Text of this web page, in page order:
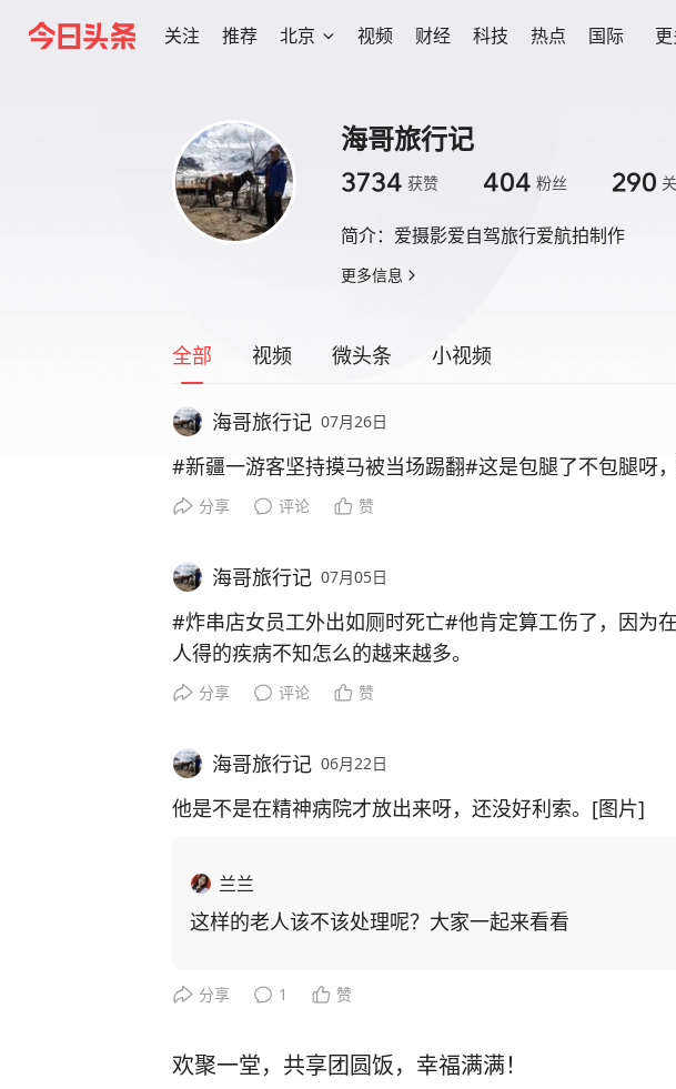
关注 推荐 北京 视频 财经 科技 热点 国际
海哥旅行记
3734 获赞 404 粉丝 290
简介： 爱摄影爱自驾旅行爱航拍制作
更多信息
全部 视频 微头条 小视频
海哥旅行记 07月26日
#新疆一游客坚持摸马被当场踢翻#这是包腿了不包腿呀，
分享 评论 赞
海哥旅行记 07月05日
#炸串店女员工外出如厕时死亡#他肯定算工伤了，因为
人得的疾病不知怎么的越来越多。
分享 评论 赞
海哥旅行记 06月22日
他是不是在精神病院才放出来呀，还没好利索。[图片]
兰兰
这样的老人该不该处理呢？大家一起来看看
分享 1 赞
欢聚一堂，共享团圆饭，幸福满满！